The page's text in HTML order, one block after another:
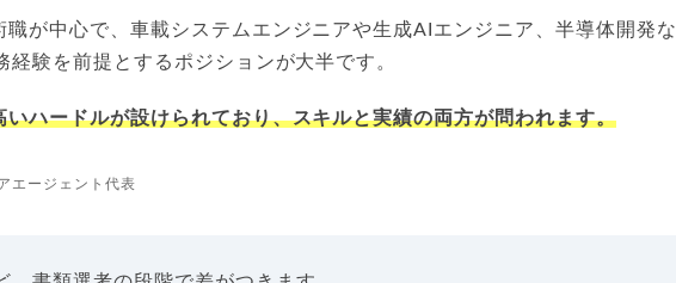
職が中心で、車載システムエンジニアや生成AIエンジニア、半導体開発な
経験を前提とするポジションが大半です。
いハードルが設けられており、スキルと実績の両方が問われます。
エージェント代表